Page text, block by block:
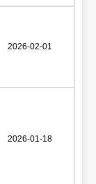
2026-02-01
2026-01-18